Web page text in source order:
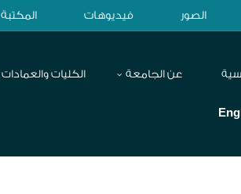
الصور فيديوهات المكتبة
عن الجامعة الكليات والعمادات